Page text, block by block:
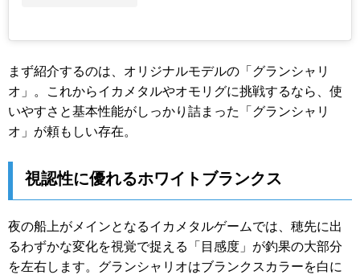
まず紹介するのは、オリジナルモデルの「グランシャリ
オ」。これからイカメタルやオモリグに挑戦するなら、使
いやすさと基本性能がしっかり詰まった「グランシャリ
オ」が頼もしい存在。
視認性に優れるホワイトブランクス
夜の船上がメインとなるイカメタルゲームでは、穂先に出
るわずかな変化を視覚で捉える「目感度」が釣果の大部分
を左右します。グランシャリオはブランクスカラーを白に